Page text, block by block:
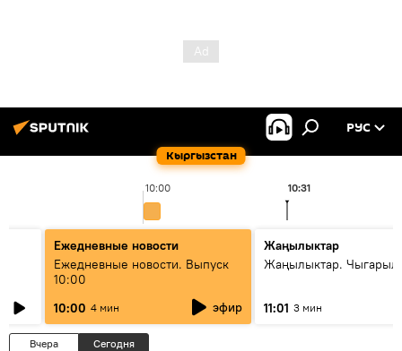
Кыргызстан
РУС
10:00 10:31
Ежедневные новости
Ежедневные новости. Выпуск
10:00
10:00 4 мин эфир
Жаңылыктар
Жаңылыктар.
11:01 3 мин
Вчера Сегодня